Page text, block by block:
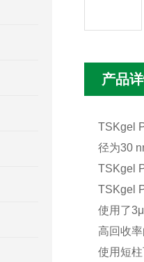
产品
TSKgel
径为30
TSKgel
TSKgel
使用了
高回收
使用短